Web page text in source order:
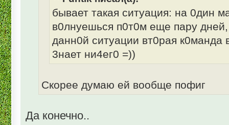
бывает такая ситуация: на 0дин
в0лнуешься п0т0м еще пару
данн0й ситуации вт0рая
3нает ни4ег0 =))
Скорее думаю ей вообще пофиг
Да конечно..